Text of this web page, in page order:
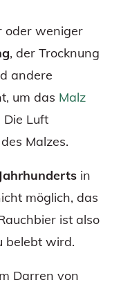
oder weniger
, der Trocknung
andere
um das Malz
Die Luft
Malzes.
in
möglich, das
ist also
belebt wird.
Darren von